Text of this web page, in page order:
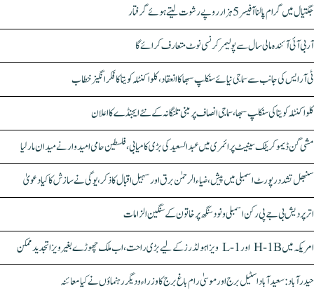
جگتیال میں گرام پالنا آفیسر 5 ہزار روپے رشوت لیتے ہوئے گرفتار
آر بی آئی آئندہ مالی سال سے پولیمر کرنسی نوٹ متعارف کرائے گا
ٹی آر ایس کی جانب سے سماجی نیائے سنکلپ سبھا کا انعقاد، کلواکنٹلہ کویتا کا فکر انگیز خطاب
کلواکنٹلہ کویتا کی سنکلپ سبھا، سماجی انصاف پر مبنی تلنگانہ کے نئے ایجنڈے کا اعلان
مشی گن ڈیموکریٹک سینیٹ پرائمری میں عبدالسعید کی بڑی کامیابی، فلسطین حامی امیدوار نے میدان مار لیا
سنبھل تشدد رپورٹ اسمبلی میں پیش، ضیاء الرحمٰن برق اور سہیل اقبال کا ذکر، یوگی نے سازش کا کیا دعویٰ
اتر پردیش بی جے پی رکن اسمبلی ونود سنگھ پر خاتون کے سنگین الزامات
امریکہ میں H-1B اور L-1 ویزا ہولڈرز کے لیے بڑی راحت، اب ملک چھوڑے بغیر ویزا تجدید ممکن
حیدرآباد: سعیدآباد اسٹیل برج اور موسیٰ رام باغ برج کا وزراء و دیگر رہنماؤں نے کیا معائنہ